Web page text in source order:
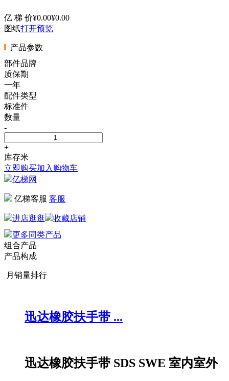
亿 梯 价¥0.00¥0.00
图纸打开预览
产品参数
部件品牌
质保期
一年
配件类型
标准件
数量
-
+
库存米
立即购买加入购物车
亿梯网
亿梯客服 客服
进店逛逛
收藏店铺
更多同类产品
组合产品
产品构成
月销量排行
迅达橡胶扶手带 ...
迅达橡胶扶手带 SDS SWE 室内室外